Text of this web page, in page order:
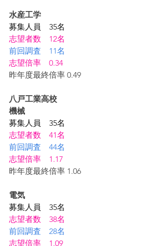
水産工学
募集人員　35名
志望者数　12名
前回調査　11名
志望倍率　0.34
昨年度最終倍率 0.49
八戸工業高校
機械
募集人員　35名
志望者数　41名
前回調査　44名
志望倍率　1.17
昨年度最終倍率 1.06
電気
募集人員　35名
志望者数　38名
前回調査　28名
志望倍率　1.09